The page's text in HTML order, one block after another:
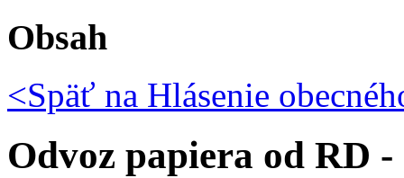
Obsah
<Späť na Hlásenie
Odvoz papiera od RD -